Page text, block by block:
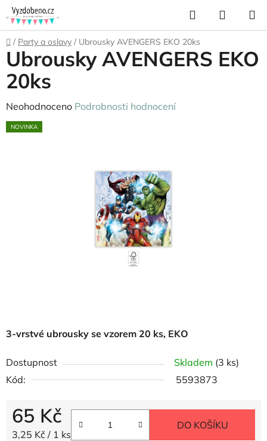
Přejít
na
obsah
Hledat
KOŠÍK
Domů
/ Party a oslavy / Ubrousky AVENGERS EKO 20ks
3-vrstvé ubrousky se vzorem 20 ks, EKO
Dostupnost Skladem (3 ks)
Kód:
5593873
65 Kč
Měrná cena:
3,25 Kč / 1 ks
DO KOŠÍKU
Ubrousky AVENGERS EKO
20ks
Průměrné
hodnocení
Neohodnoceno Podrobnosti hodnocení
NOVINKA